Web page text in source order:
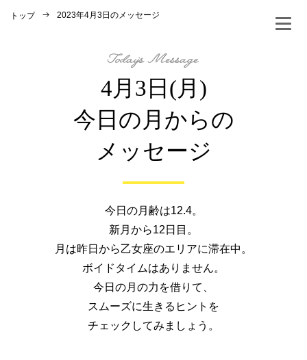
トップ 2023年4月3日のメッセージ
4月3日(月)
今日の月からの
メッセージ
今日の月齢は12.4。
新月から12日目。
月は昨日から乙女座のエリアに滞在中。
ボイドタイムはありません。
今日の月の力を借りて、
スムーズに生きるヒントを
チェックしてみましょう。